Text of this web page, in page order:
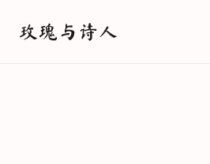
玫瑰与诗人